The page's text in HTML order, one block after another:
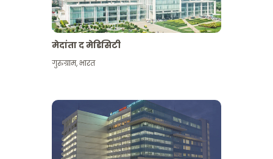
मेदांता द मेडिसिटी
गुरुग्राम,भारत